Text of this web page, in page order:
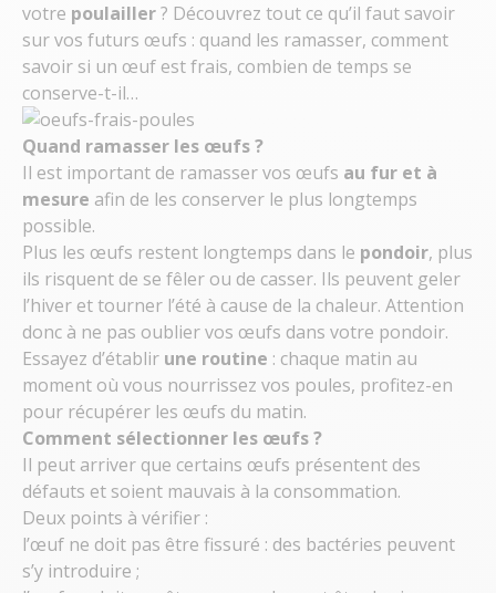
votre poulailler? Découvrez tout ce qu’il faut savoir
sur vos futurs œufs : quand les ramasser, comment
savoir si un œuf est frais, combien de temps se
conserve-t-il…
Quand ramasser les œufs ?
Il est important de ramasser vos œufs au fur et à
mesure afin de les conserver le plus longtemps
possible.
Plus les œufs restent longtemps dans le pondoir, plus
ils risquent de se fêler ou de casser. Ils peuvent geler
l’hiver et tourner l’été à cause de la chaleur. Attention
donc à ne pas oublier vos œufs dans votre pondoir.
Essayez d’établir une routine : chaque matin au
moment où vous nourrissez vos poules, profitez-en
pour récupérer les œufs du matin.
Comment sélectionner les œufs ?
Il peut arriver que certains œufs présentent des
défauts et soient mauvais à la consommation.
Deux points à vérifier :
l’œuf ne doit pas être fissuré : des bactéries peuvent
s’y introduire ;